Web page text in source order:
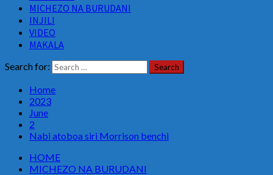
MICHEZO NA BURUDANI
INJILI
VIDEO
MAKALA
Search for:
Home
2023
June
2
Nabi atoboa siri Morrison benchi
HOME
MICHEZO NA BURUDANI